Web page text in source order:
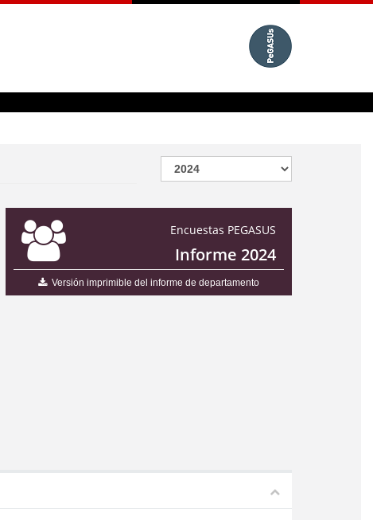
Encuestas PEGASUS
Informe 2024
Versión imprimible del informe de departamento